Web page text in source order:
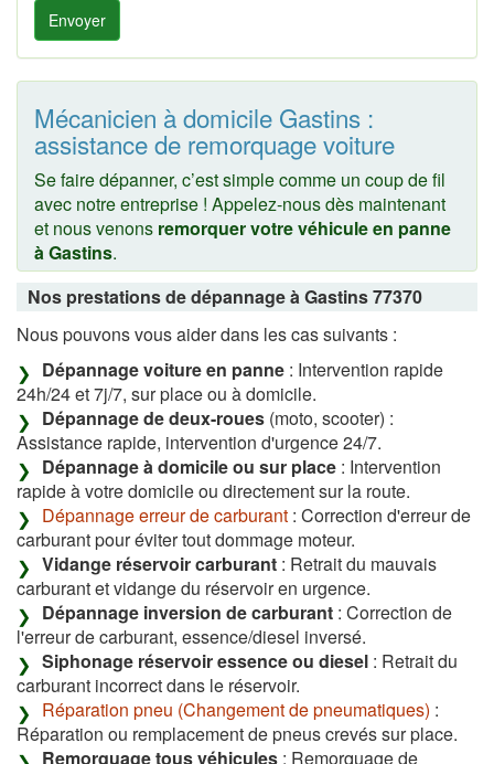
Envoyer
Mécanicien à domicile Gastins :
assistance de remorquage voiture
Se faire dépanner, c’est simple comme un coup de fil
avec notre entreprise ! Appelez-nous dès maintenant
et nous venons remorquer votre véhicule en panne
à Gastins.
Nos prestations de dépannage à Gastins 77370
Nous pouvons vous aider dans les cas suivants :
Dépannage voiture en panne : Intervention rapide
24h/24 et 7j/7, sur place ou à domicile.
Dépannage de deux-roues (moto, scooter) :
Assistance rapide, intervention d'urgence 24/7.
Dépannage à domicile ou sur place : Intervention
rapide à votre domicile ou directement sur la route.
Dépannage erreur de carburant : Correction d'erreur de
carburant pour éviter tout dommage moteur.
Vidange réservoir carburant : Retrait du mauvais
carburant et vidange du réservoir en urgence.
Dépannage inversion de carburant : Correction de
l'erreur de carburant, essence/diesel inversé.
Siphonage réservoir essence ou diesel : Retrait du
carburant incorrect dans le réservoir.
Réparation pneu (Changement de pneumatiques) :
Réparation ou remplacement de pneus crevés sur place.
Remorquage tous véhicules : Remorquage de